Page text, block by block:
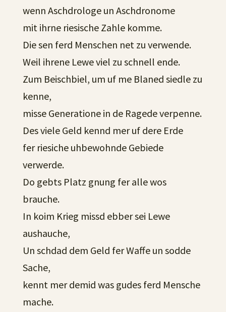
wenn Aschdrologe un Aschdronome
mit ihrne riesische Zahle komme.
Die sen ferd Menschen net zu verwende.
Weil ihrene Lewe viel zu schnell ende.
Zum Beischbiel, um uf me Blaned siedle zu
kenne,
misse Generatione in de Ragede verpenne.
Des viele Geld kennd mer uf dere Erde
fer riesiche uhbewohnde Gebiede
verwerde.
Do gebts Platz gnung fer alle wos
brauche.
In koim Krieg missd ebber sei Lewe
aushauche,
Un schdad dem Geld fer Waffe un sodde
Sache,
kennt mer demid was gudes ferd Mensche
mache.